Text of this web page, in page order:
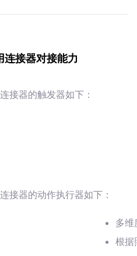
连接器对接能力
接器的触发器如下：
接器的动作执行器如下：
多维
根据